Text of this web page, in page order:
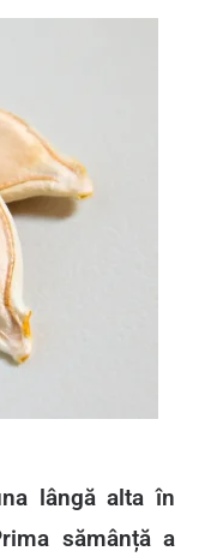
lângă alta în
sămânță a